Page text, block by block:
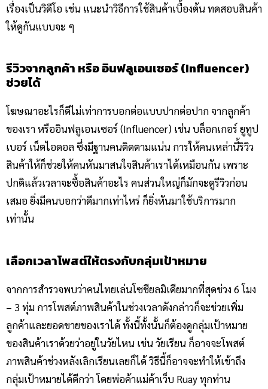
เรื่องเป็นวิดีโอ เช่น แนะนำวิธีการใช้สินค้าเบื้องต้น ทดสอบสินค้า
ให้ดูกันแบบจะ ๆ
รีวิวจากลูกค้า หรือ อินฟลูเอนเซอร์ (Influencer)
ช่วยได้
โฆษณาอะไรก็ดีไม่เท่าการบอกต่อแบบปากต่อปาก จากลูกค้า
ของเรา หรืออินฟลูเอนเซอร์ (Influencer) เช่น บล็อกเกอร์ ยูทูป
เบอร์ เน็ตไอดอล ซึ่งมีฐานคนติดตามแน่น การให้คนเหล่านี้ริวิว
สินค้าให้ก็ช่วยให้คนหันมาสนใจสินค้าเราได้เหมือนกัน เพราะ
ปกติแล้วเวลาจะซื้อสินค้าอะไร คนส่วนใหญ่ก็มักจะดูรีวิวก่อน
เสมอ ยิ่งมีคนบอกว่าดีมากเท่าไหร่ ก็ยิ่งหันมาใช้บริการมาก
เท่านั้น
เลือกเวลาโพสต์ให้ตรงกับกลุ่มเป้าหมาย
จากการสำรวจพบว่าคนไทยเล่นโซชียลมิเดียมากที่สุดช่วง 6 โมง
– 3 ทุ่ม การโพสต์ภาพสินค้าในช่วงเวลาดังกล่าวก็จะช่วยเพิ่ม
ลูกค้าและยอดขายของเราได้ ทั้งนี้ทั้งนั้นก็ต้องดูกลุ่มเป้าหมาย
ของสินค้าเราด้วยว่าอยู่ในวัยไหน เช่น วัยเรียน ก็อาจจะโพสต์
ภาพสินค้าช่วงหลังเลิกเรียนเลยก็ได้ วิธีนี้ก็อาจจะทำให้เข้าถึง
กลุ่มเป้าหมายได้ดีกว่า โดยพ่อค้าแม่ค้าเว็บ Ruay ทุกท่าน